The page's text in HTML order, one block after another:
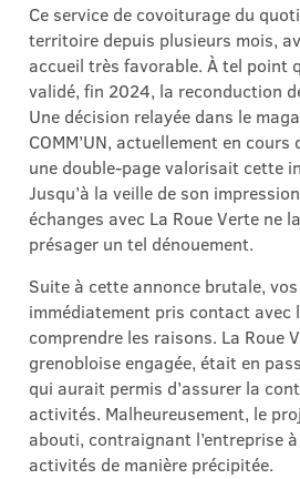
Ce service de covoiturage du
territoire depuis plusieurs mois,
accueil très favorable. À tel point
validé, fin 2024, la reconduction
Une décision relayée dans le
COMM’UN, actuellement en
une double-page valorisait cette
Jusqu’à la veille de son
échanges avec La Roue Verte ne
présager un tel dénouement.
Suite à cette annonce brutale,
immédiatement pris contact avec
comprendre les raisons. La Roue
grenobloise engagée, était en
qui aurait permis d’assurer la
activités. Malheureusement, le
abouti, contraignant l’entreprise
activités de manière précipitée.